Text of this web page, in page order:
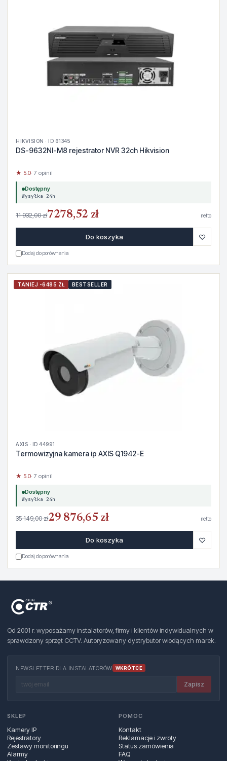
HIKVISION · ID 61345
DS-9632NI-M8 rejestrator NVR 32ch Hikvision
★ 5.0· 7 opinii
Dostępny
Wysyłka 24h
11 932,00 zł7278,52 zł netto
Do koszyka ♡
Dodaj do porównania
TANIEJ -6485 ZŁ BESTSELLER
AXIS · ID 44991
Termowizyjna kamera ip AXIS Q1942-E
★ 5.0· 7 opinii
Dostępny
Wysyłka 24h
35 149,00 zł29 876,65 zł netto
Do koszyka ♡
Dodaj do porównania
Od 2001 r. wyposażamy instalatorów, firmy i klientów indywidualnych w
sprawdzony sprzęt CCTV. Autoryzowany dystrybutor wiodących marek.
NEWSLETTER DLA INSTALATORÓW WKRÓTCE
Zapisz
SKLEP
Kamery IP
Rejestratory
Zestawy monitoringu
Alarmy
POMOC
Kontakt
Reklamacje i zwroty
Status zamówienia
FAQ